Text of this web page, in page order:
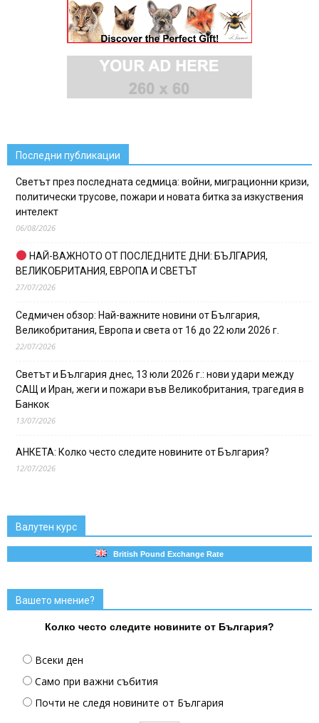
Последни публикации
Светът през последната седмица: войни, миграционни кризи,
политически трусове, пожари и новата битка за изкуствения
интелект
06/08/2026
НАЙ-ВАЖНОТО ОТ ПОСЛЕДНИТЕ ДНИ: БЪЛГАРИЯ,
ВЕЛИКОБРИТАНИЯ, ЕВРОПА И СВЕТЪТ
27/07/2026
Седмичен обзор: Най-важните новини от България,
Великобритания, Европа и света от 16 до 22 юли 2026 г.
22/07/2026
Светът и България днес, 13 юли 2026 г.: нови удари между
САЩ и Иран, жеги и пожари във Великобритания, трагедия в
Банкок
13/07/2026
АНКЕТА: Колко често следите новините от България?
12/07/2026
Валутен курс
British Pound Exchange Rate
Вашето мнение?
Колко често следите новините от България?
Всеки ден
Само при важни събития
Почти не следя новините от България